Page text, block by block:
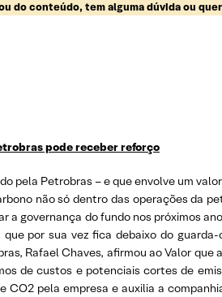
do conteúdo, tem alguma dúvida ou
pode receber reforço
pela Petrobras – e que envolve um
não só dentro das operações da
a governança do fundo nos próximos
por sua vez fica debaixo do
Rafael Chaves, afirmou ao Valor
de custos e potenciais cortes de
CO2 pela empresa e auxilia a